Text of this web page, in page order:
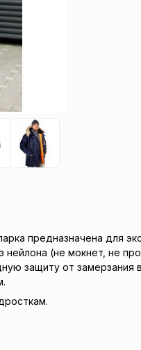
предназначена для
(не мокнет, не
защиту от